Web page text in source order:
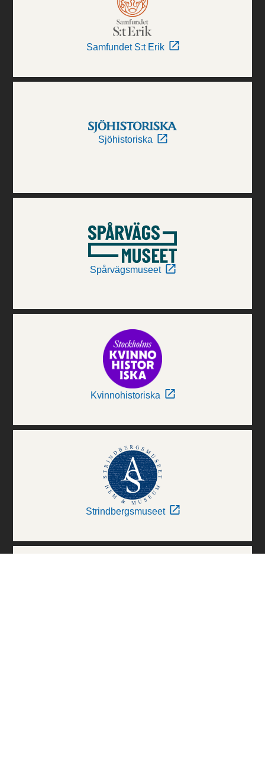
Samfundet S:t Erik
Sjöhistoriska
Spårvägsmuseet
Kvinnohistoriska
Strindbergsmuseet